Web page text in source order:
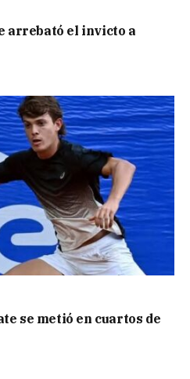
arrebató el invicto a
se metió en cuartos de